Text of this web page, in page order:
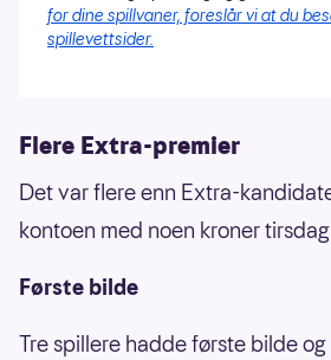
for dine spillvaner, foreslår vi at du
spillevettsider.
Flere Extra-premier
Det var flere enn Extra-
kontoen med noen kroner
Første bilde
Tre spillere hadde første bilde